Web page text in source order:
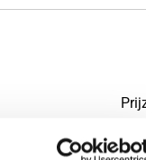
in kg